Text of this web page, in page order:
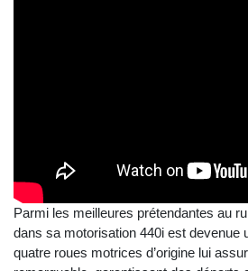
Parmi les meilleures prétendantes au
dans sa motorisation 440i est devenue
quatre roues motrices d’origine lui